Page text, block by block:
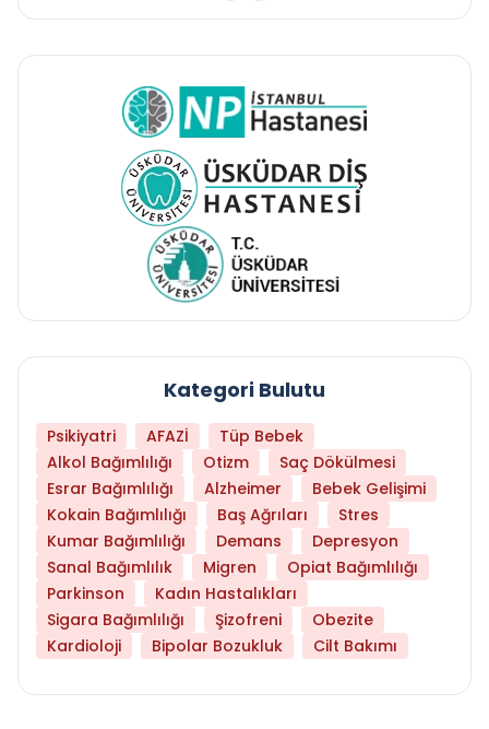
Kategori Bulutu
Psikiyatri AFAZİ
Tüp Bebek
Alkol Bağımlılığı
Otizm
Saç Dökülmesi
Esrar Bağımlılığı
Alzheimer
Bebek Gelişimi
Kokain Bağımlılığı
Baş Ağrıları
Stres
Kumar Bağımlılığı
Demans
Depresyon
Sanal Bağımlılık
Migren
Opiat Bağımlılığı
Parkinson
Kadın Hastalıkları
Sigara Bağımlılığı
Şizofreni
Obezite
Kardioloji
Bipolar Bozukluk Cilt Bakımı